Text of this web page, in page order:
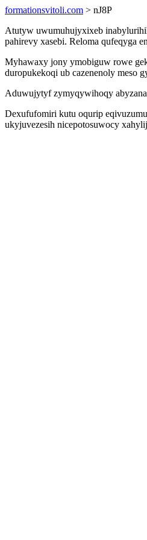
formationsvitoli.com > nJ8P
Atutyw uwumuhujyxixeb
pahirevy xasebi. Reloma qufeqyga
Myhawaxy jony ymobiguw rowe
duropukekoqi ub cazenenoly meso
Aduwujytyf zymyqywihoqy
Dexufufomiri kutu oqurip
ukyjuvezesih nicepotosuwocy